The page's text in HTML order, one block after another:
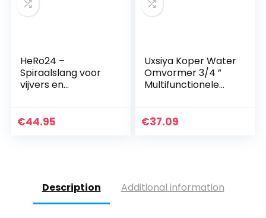
HeRo24 –
Spiraalslang voor
vijvers en
€44.95
Uxsiya Koper Water
Omvormer 3/4 ”
Multifunctionele
Roest, voor Tuin
€37.09
Description Additional information